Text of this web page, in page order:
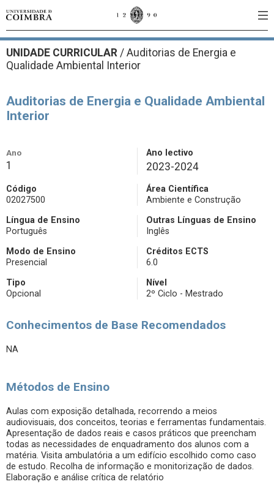
UNIDADE CURRICULAR / Auditorias de Energia e
Qualidade Ambiental Interior
Auditorias de Energia e Qualidade Ambiental
Interior
Ano
1
Ano lectivo
2023-2024
Código
02027500
Área Científica
Ambiente e Construção
Língua de Ensino
Português
Outras Línguas de Ensino
Inglês
Modo de Ensino
Presencial
Créditos ECTS
6.0
Tipo
Opcional
Nível
2º Ciclo - Mestrado
Conhecimentos de Base Recomendados
NA
Métodos de Ensino
Aulas com exposição detalhada, recorrendo a meios
audiovisuais, dos conceitos, teorias e ferramentas fundamentais.
Apresentação de dados reais e casos práticos que preencham
todas as necessidades de enquadramento dos alunos com a
matéria. Visita ambulatória a um edifício escolhido como caso
de estudo. Recolha de informação e monitorização de dados.
Elaboração e análise crítica de relatório